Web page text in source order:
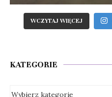
WCZYTAJ WIĘCEJ
KATEGORIE